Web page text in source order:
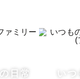
日常 い